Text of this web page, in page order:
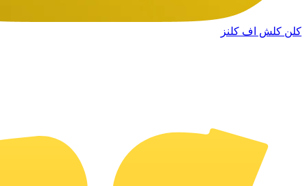
کلن کلش اف کلنز